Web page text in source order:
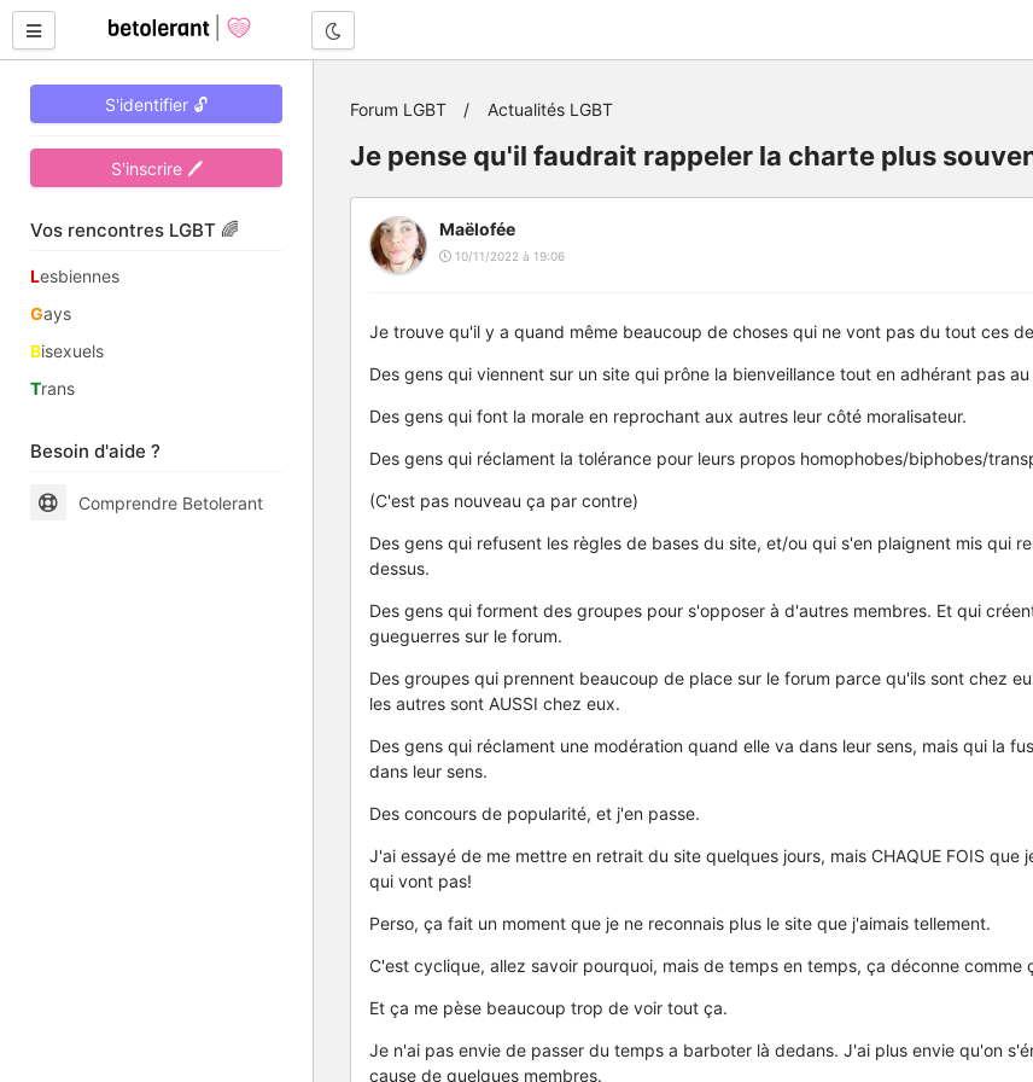
S'identifier 🔓
S'inscrire 🖊
Vos rencontres LGBT 🌈
Lesbiennes
Gays
Bisexuels
Trans
Besoin d'aide ?
Comprendre Betolerant
Forum LGBT Actualités LGBT
Je pense qu'il faudrait rappeler la charte plus
Maëlofée
10/11/2022 à 19:06
Je trouve qu'il y a quand même beaucoup de choses qui ne vont pas du tout ces
Des gens qui viennent sur un site qui prône la bienveillance tout en adhérant pas
Des gens qui font la morale en reprochant aux autres leur côté moralisateur.
Des gens qui réclament la tolérance pour leurs propos homophobes/biphobes/
(C'est pas nouveau ça par contre)
Des gens qui refusent les règles de bases du site, et/ou qui s'en plaignent mis qui
dessus.
Des gens qui forment des groupes pour s'opposer à d'autres membres. Et qui
gueguerres sur le forum.
Des groupes qui prennent beaucoup de place sur le forum parce qu'ils sont chez
les autres sont AUSSI chez eux.
Des gens qui réclament une modération quand elle va dans leur sens, mais qui la
dans leur sens.
Des concours de popularité, et j'en passe.
J'ai essayé de me mettre en retrait du site quelques jours, mais CHAQUE FOIS que
qui vont pas!
Perso, ça fait un moment que je ne reconnais plus le site que j'aimais tellement.
C'est cyclique, allez savoir pourquoi, mais de temps en temps, ça déconne comme
Et ça me pèse beaucoup trop de voir tout ça.
Je n'ai pas envie de passer du temps a barboter là dedans. J'ai plus envie qu'on
cause de quelques membres.